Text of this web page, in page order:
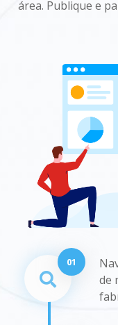
área. Publique e
01
de